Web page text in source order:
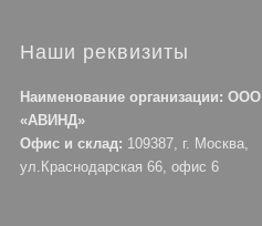
Наши реквизиты
Наименование организации: ООО
«АВИНД»
Офис и склад: 109387, г. Москва,
ул.Краснодарская 66, офис 6